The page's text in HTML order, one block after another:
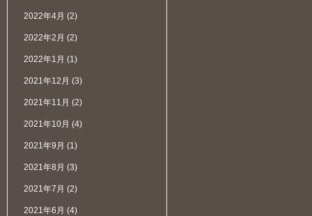
2022年4月 (2)
2022年2月 (2)
2022年1月 (1)
2021年12月 (3)
2021年11月 (2)
2021年10月 (4)
2021年9月 (1)
2021年8月 (3)
2021年7月 (2)
2021年6月 (4)